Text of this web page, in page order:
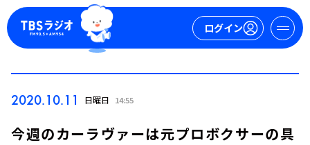
ログイン
2020.10.11 日曜日 14:55
今週のカーラヴァーは元プロボクサーの具